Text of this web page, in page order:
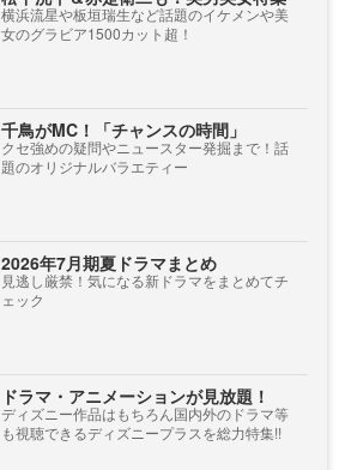
横浜流星や板垣瑞生など話題のイケメンや美
女のグラビア1500カット超！
千鳥がMC！「チャンスの時間」
クセ強めの疑問やニュースター発掘まで！話
題のオリジナルバラエティー
2026年7月期夏ドラマまとめ
見逃し厳禁！気になる新ドラマをまとめてチ
ェック
ドラマ・アニメーションが見放題！
ディズニー作品はもちろん国内外のドラマ等
も視聴できるディズニープラスを総力特集!!